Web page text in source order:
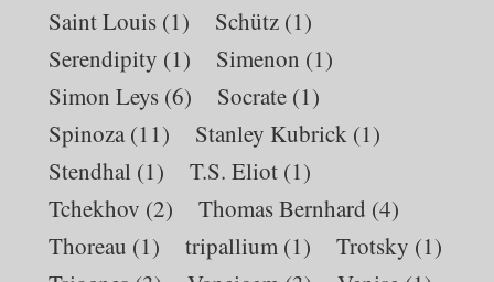
Saint Louis (1) Schütz (1)
Serendipity (1) Simenon (1)
Simon Leys (6) Socrate (1)
Spinoza (11) Stanley Kubrick (1)
Stendhal (1) T.S. Eliot (1)
Tchekhov (2) Thomas Bernhard (4)
Thoreau (1) tripallium (1) Trotsky (1)